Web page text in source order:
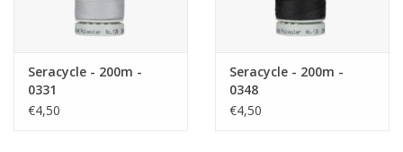
Seracycle - 200m -
0331
€4,50
Seracycle - 200m -
0348
€4,50